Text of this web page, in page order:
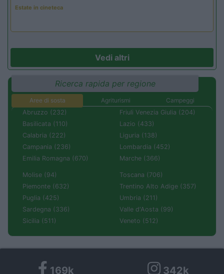
Estate in cineteca
Vedi altri
Ricerca rapida per regione
Aree di sosta Agriturismi
Campeggi
Abruzzo (232)
Basilicata (110)
Calabria (222)
Campania (236)
Emilia Romagna (670)
Friuli Venezia Giulia (204)
Lazio (433)
Liguria (138)
Lombardia (452)
Marche (366)
Molise (94)
Piemonte (632)
Puglia (425)
Sardegna (336)
Sicilia (511)
Toscana (706)
Trentino Alto Adige (357)
Umbria (211)
Valle d'Aosta (99)
Veneto (512)
169k 342k